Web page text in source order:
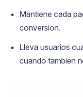
Mantiene cada
conversion.
Lleva usuarios
cuando tambien